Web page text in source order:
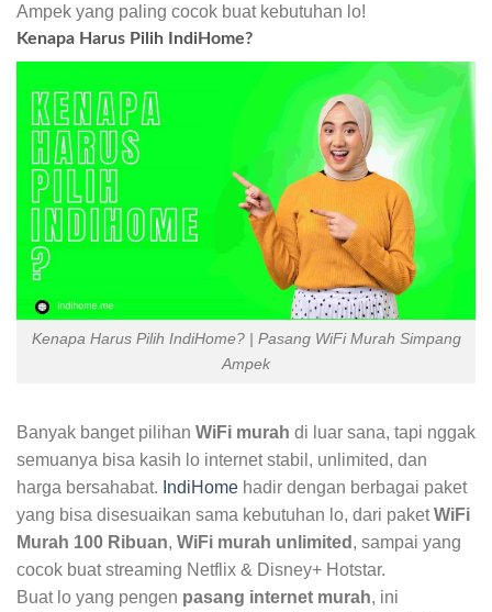
Ampek yang paling cocok buat kebutuhan lo!
Kenapa Harus Pilih IndiHome?
Kenapa Harus Pilih IndiHome? | Pasang WiFi Murah Simpang
Ampek
Banyak banget pilihan WiFi murah di luar sana, tapi nggak
semuanya bisa kasih lo internet stabil, unlimited, dan
harga bersahabat. IndiHome hadir dengan berbagai paket
yang bisa disesuaikan sama kebutuhan lo, dari paketWiFi
Murah 100 Ribuan, WiFi murah unlimited , sampai yang
cocok buat streaming Netflix & Disney+ Hotstar.
Buat lo yang pengen pasang internet murah, ini